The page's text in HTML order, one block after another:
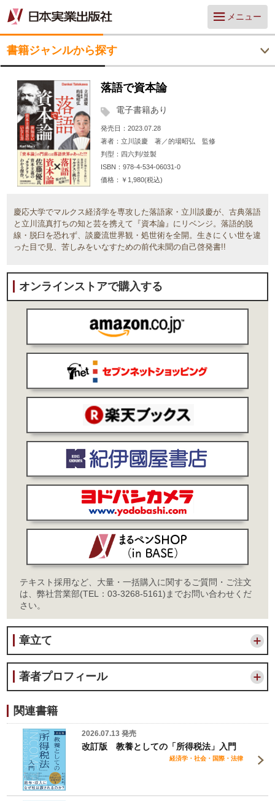
メニュー
書籍ジャンルから探す
落語で資本論
電子書籍あり
発売日
2023.07.28
著者
立川談慶 著／的場昭弘 監修
判型
四六判/並製
ISBN
978-4-534-06031-0
価格
￥1,980(税込)
慶応大学でマルクス経済学を専攻した落語家・立川談慶が、古典落語
と立川流真打ちの知と芸を携えて『資本論』にリベンジ。落語的脱
線・脱臼を恐れず、談慶流世界観・処世術を全開。生きにくい世を違
った目で見、苦しみをいなすための前代未聞の自己啓発書!!
オンラインストアで購入する
テキスト採用など、大量・一括購入に関するご質問・ご注文
は、弊社営業部(TEL：03-3268-5161)までお問い合わせくだ
さい。
章立て
著者プロフィール
関連書籍
2026.07.13 発売
改訂版 教養としての「所得税法」入門
経済学・社会・国際・法律